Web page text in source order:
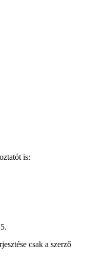
is:
csak a szerző